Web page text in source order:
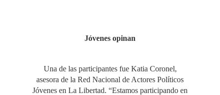
Jóvenes opinan
Una de las participantes fue Katia Coronel,
asesora de la Red Nacional de Actores Políticos
Jóvenes en La Libertad. “Estamos participando en